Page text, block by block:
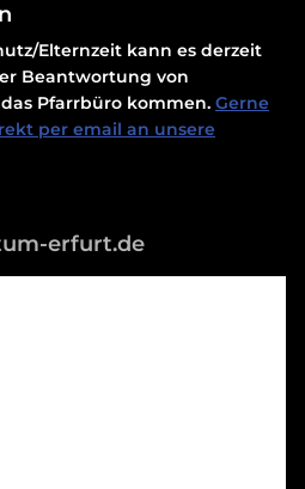
Elternzeit kann es derzeit
Beantwortung von
Pfarrbüro kommen. Gerne
per email an unsere
erfurt.de